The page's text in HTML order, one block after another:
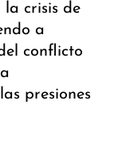
crisis de
a
conflicto
presiones